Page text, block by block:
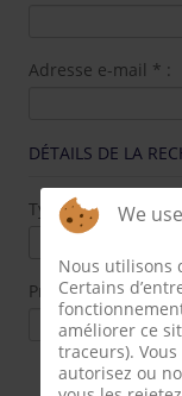
Adresse e-mail * :
DÉTAILS DE LA
Type de
Prix max :
We
Nous utilisons
Certains
améliorer ce
traceurs).
autorisez ou